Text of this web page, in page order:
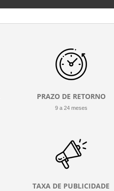
PRAZO DE RETORNO
9 a 24 meses
TAXA DE PUBLICIDADE